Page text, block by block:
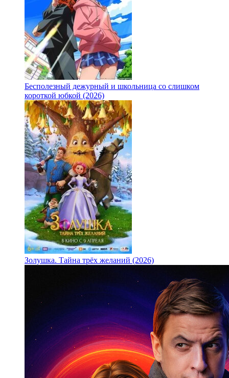
Бесполезный дежурный и школьница со слишком
короткой юбкой (2026)
Золушка. Тайна трёх желаний (2026)